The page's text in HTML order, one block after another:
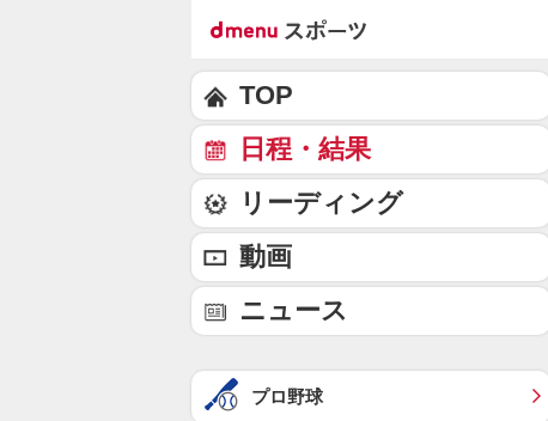
TOP
日程・結果
リーディング
動画
ニュース
プロ野球